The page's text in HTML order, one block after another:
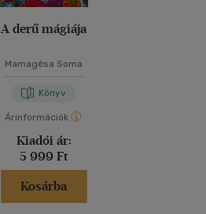
A derű mágiája
Mamagésa Soma
Könyv
Árinformációk
Kiadói ár:
5 999 Ft
Kosárba